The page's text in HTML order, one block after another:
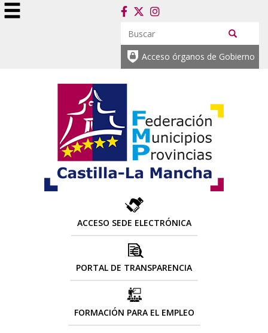
Acceso órganos de Gobierno
ACCESO SEDE ELECTRÓNICA
PORTAL DE TRANSPARENCIA
FORMACIÓN PARA EL EMPLEO